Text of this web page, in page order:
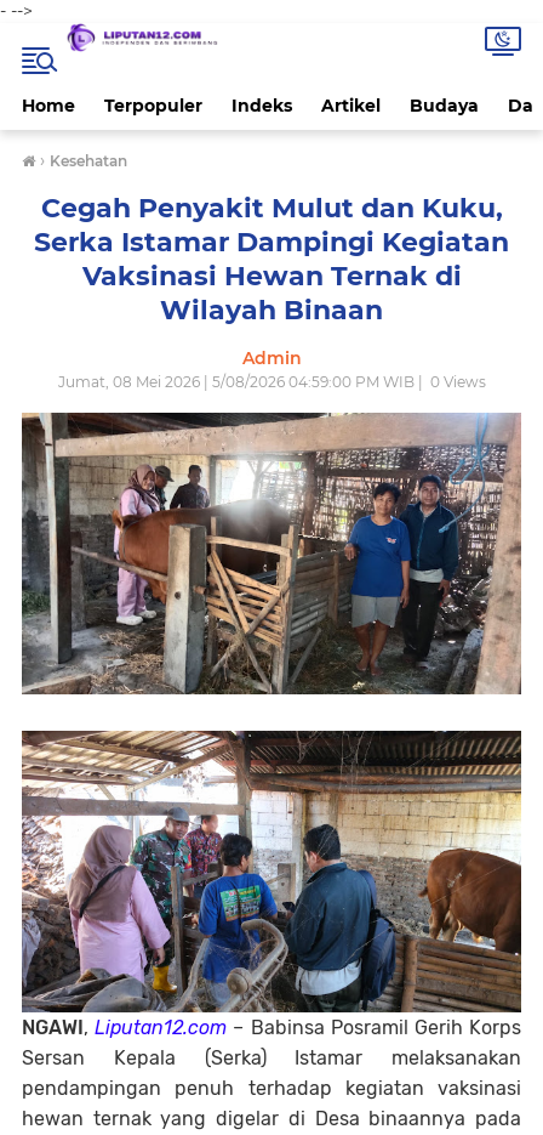
- -->
Home Terpopuler Indeks Artikel Budaya
› Kesehatan
Cegah Penyakit Mulut dan Kuku,
Serka Istamar Dampingi Kegiatan
Vaksinasi Hewan Ternak di
Wilayah Binaan
Admin
Jumat, 08 Mei 2026 | 5/08/2026 04:59:00 PM WIB | 0Views
NGAWI,Liputan12.com – Babinsa Posramil Gerih Korps
Sersan Kepala (Serka) Istamar melaksanakan
pendampingan penuh terhadap kegiatan vaksinasi
hewan ternak yang digelar di Desa binaannya pada